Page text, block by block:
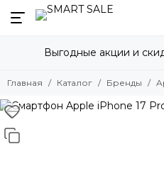
Назад
Бренды
Amazon
Apple
Bose
Выгодные акции и
Главная Каталог Бренды